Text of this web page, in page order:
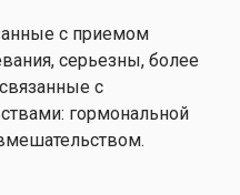
с приемом
серьезны, более
с
гормональной